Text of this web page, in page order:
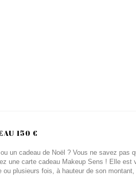
150 €
un cadeau de Noël ? Vous ne savez pas
une carte cadeau Makeup Sens ! Elle est
ou plusieurs fois, à hauteur de son